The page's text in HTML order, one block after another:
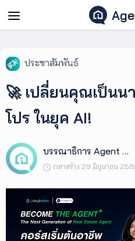
AgentAble
เอเจ
นท์
AgentClub
UpSkill
ประชาสัมพันธ์
🚀 เปลี่ยนคุณเป็นน
โปร ในยุค AI!
บรรณาธิการ Agent Club
เวลาสร้าง 29 มิถุนายน